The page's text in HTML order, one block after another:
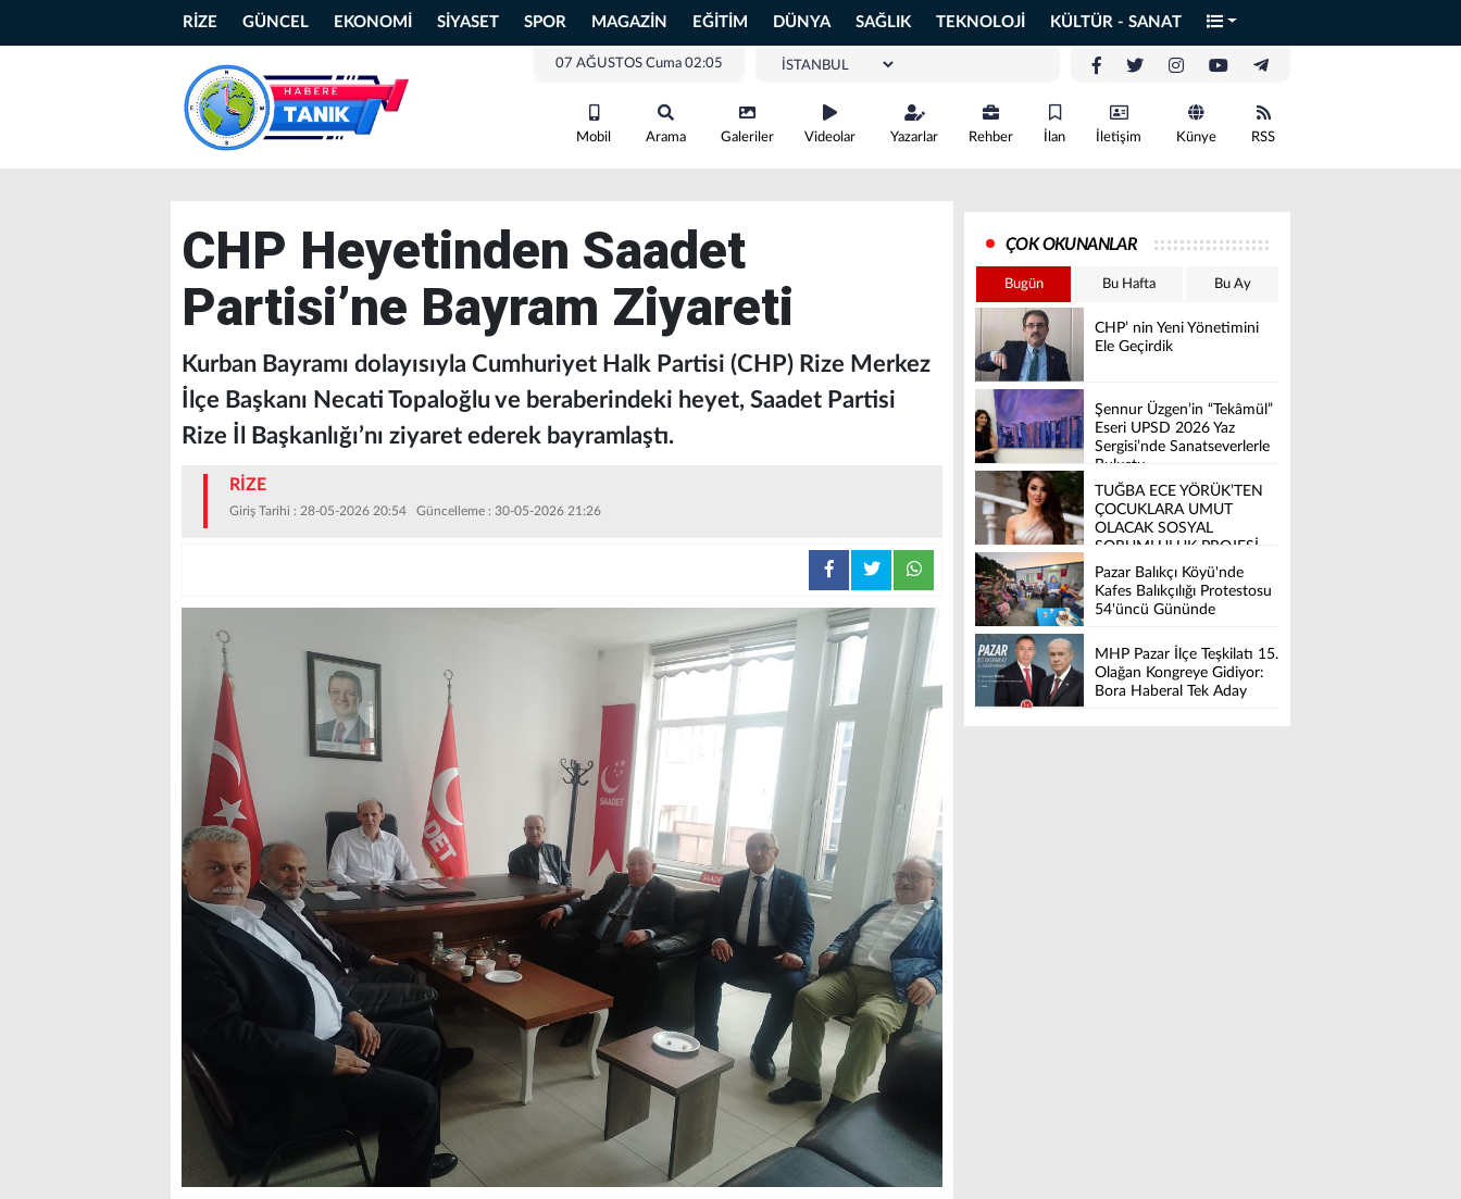
RİZE GÜNCEL EKONOMİ SİYASET SPOR MAGAZİN EĞİTİM DÜNYA SAĞLIK TEKNOLOJİ KÜLTÜR - SANAT
07 AĞUSTOS Cuma 02:05
Mobil Arama Galeriler Videolar Yazarlar Rehber İlan İletişim Künye RSS
CHP Heyetinden Saadet
Partisi’ne Bayram Ziyareti
Kurban Bayramı dolayısıyla Cumhuriyet Halk Partisi (CHP) Rize Merkez
İlçe Başkanı Necati Topaloğlu ve beraberindeki heyet, Saadet Partisi
Rize İl Başkanlığı’nı ziyaret ederek bayramlaştı.
RİZE
Giriş Tarihi : 28-05-2026 20:54 Güncelleme : 30-05-2026 21:26
ÇOK OKUNANLAR
Bugün Bu Hafta Bu Ay
CHP’ nin Yeni Yönetimini
Ele Geçirdik
Şennur Üzgen’in “Tekâmül”
Eseri UPSD 2026 Yaz
Sergisi’nde Sanatseverlerle
Buluştu
TUĞBA ECE YÖRÜK’TEN
ÇOCUKLARA UMUT
OLACAK SOSYAL
SORUMLULUK PROJESİ
Pazar Balıkçı Köyü'nde
Kafes Balıkçılığı Protestosu
54'üncü Gününde
MHP Pazar İlçe Teşkilatı 15.
Olağan Kongreye Gidiyor:
Bora Haberal Tek Aday